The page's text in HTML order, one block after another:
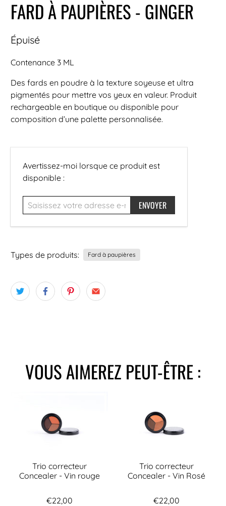
FARD À PAUPIÈRES - GINGER
Épuisé
Contenance 3 ML
Des fards en poudre à la texture soyeuse et ultra
pigmentés pour mettre vos yeux en valeur. Produit
rechargeable en boutique ou disponible pour
composition d’une palette personnalisée.
Saisissez
votre
e-
mail...
Avertissez-moi lorsque ce produit est
disponible :
Types de produits: Fard à paupières
VOUS AIMEREZ PEUT-ÊTRE :
Trio correcteur
Concealer - Vin rouge
€22,00
Trio correcteur
Concealer - Vin Rosé
€22,00